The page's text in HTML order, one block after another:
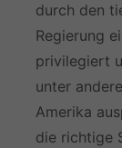
durch den
Regierung
privilegiert
unter
Amerika
die richtige